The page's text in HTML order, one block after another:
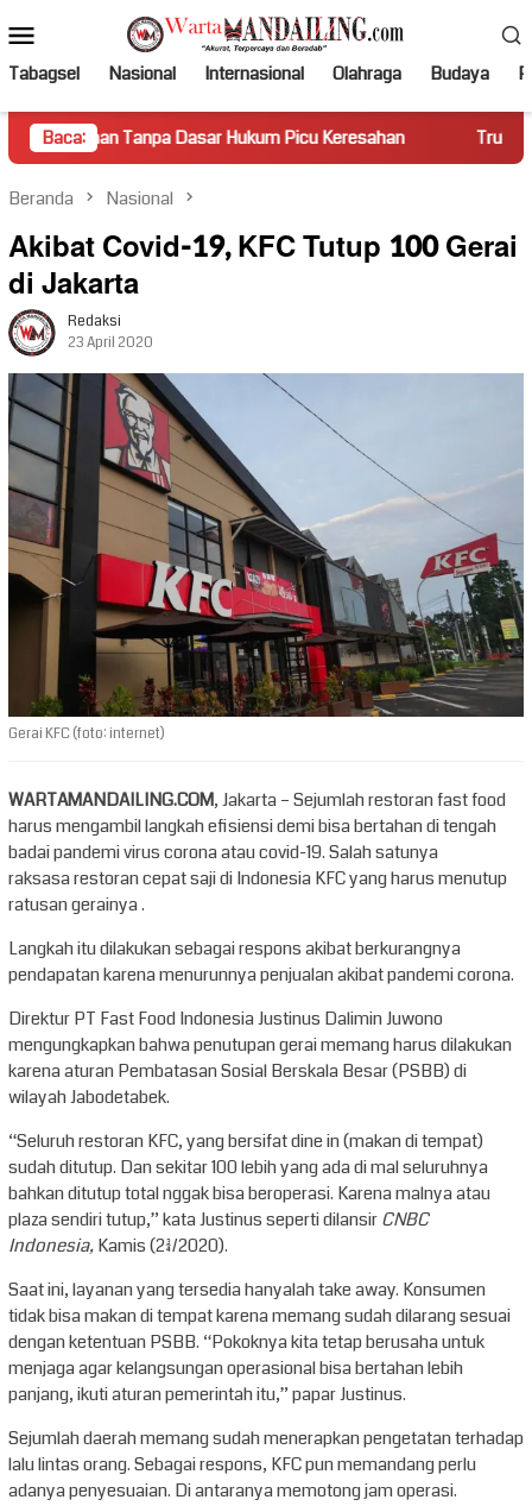
ke
kontenMobile
Tabagsel Nasional Internasional Olahraga Budaya
Baca:
Dasar Hukum Picu Keresahan Truk Miring Hambat
Beranda Nasional
Akibat Covid-19, KFC Tutup 100 Gerai
di Jakarta
Redaksi
23 April 2020
Gerai KFC (foto: internet)
WARTAMANDAILING.COM, Jakarta – Sejumlah restoran fast food
harus mengambil langkah efisiensi demi bisa bertahan di tengah
badai pandemi virus corona atau covid-19. Salah satunya
raksasa restoran cepat saji di Indonesia KFC yang harus menutup
ratusan gerainya .
Langkah itu dilakukan sebagai respons akibat berkurangnya
pendapatan karena menurunnya penjualan akibat pandemi corona.
Direktur PT Fast Food Indonesia Justinus Dalimin Juwono
mengungkapkan bahwa penutupan gerai memang harus dilakukan
karena aturan Pembatasan Sosial Berskala Besar (PSBB) di
wilayah Jabodetabek.
“Seluruh restoran KFC, yang bersifat dine in (makan di tempat)
sudah ditutup. Dan sekitar 100 lebih yang ada di mal seluruhnya
bahkan ditutup total nggak bisa beroperasi. Karena malnya atau
plaza sendiri tutup,” kata Justinus seperti dilansirCNBC
Indonesia,Kamis (23/4/2020).
Saat ini, layanan yang tersedia hanyalah take away. Konsumen
tidak bisa makan di tempat karena memang sudah dilarang sesuai
dengan ketentuan PSBB. “Pokoknya kita tetap berusaha untuk
menjaga agar kelangsungan operasional bisa bertahan lebih
panjang, ikuti aturan pemerintah itu,” papar Justinus.
Sejumlah daerah memang sudah menerapkan pengetatan terhadap
lalu lintas orang. Sebagai respons, KFC pun memandang perlu
adanya penyesuaian. Di antaranya memotong jam operasi.